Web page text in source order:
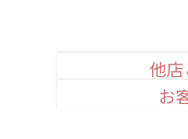
安心
他
お